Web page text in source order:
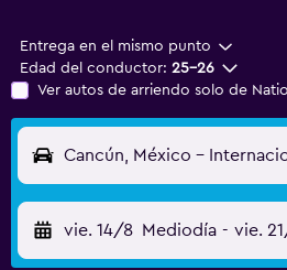
Entrega en el mismo punto
Edad del conductor: 25-26
Ver autos de arriendo solo de
Cancún, México -
vie. 14/8 Mediodía - vie.